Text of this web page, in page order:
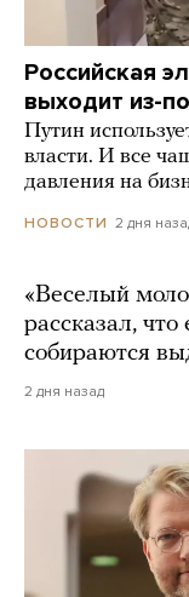
Российская
выходит из-
Путин
власти. И все
давления на
НОВОСТИ 2 дня
«Веселый
рассказал,
собираются
2 дня назад